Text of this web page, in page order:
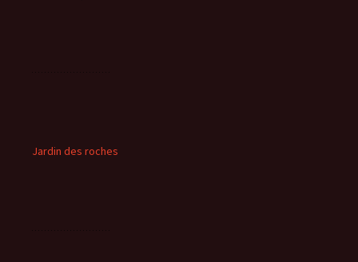
Jardin des roches